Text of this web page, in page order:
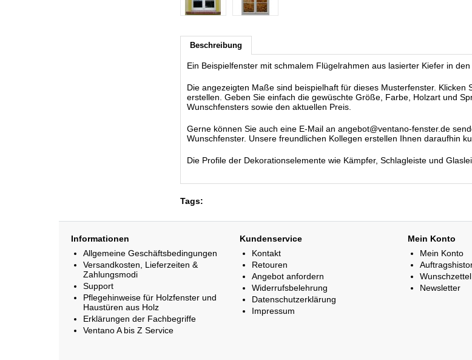
Beschreibung
Ein Beispielfenster mit schmalem Flügelrahmen aus lasierter Kiefer in
Die angezeigten Maße sind beispielhaft für dieses Musterfenster.
erstellen. Geben Sie einfach die gewüschte Größe, Farbe, Holzart und
Wunschfensters sowie den aktuellen Preis.
Gerne können Sie auch eine E-Mail an angebot@ventano-fenster.de
Wunschfenster. Unsere freundlichen Kollegen erstellen Ihnen daraufhin
Die Profile der Dekorationselemente wie Kämpfer, Schlagleiste und
Tags:
Informationen
Allgemeine Geschäftsbedingungen
Versandkosten, Lieferzeiten &
Zahlungsmodi
Support
Pflegehinweise für Holzfenster und
Haustüren aus Holz
Erklärungen der Fachbegriffe
Ventano A bis Z Service
Kundenservice
Kontakt
Retouren
Angebot anfordern
Widerrufsbelehrung
Datenschutzerklärung
Impressum
Mein Konto
Mein Konto
Wunschzettel
Newsletter